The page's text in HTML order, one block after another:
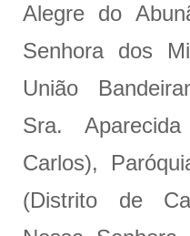
Alegre do
Senhora dos
União
Sra.
Carlos),
(Distrito de